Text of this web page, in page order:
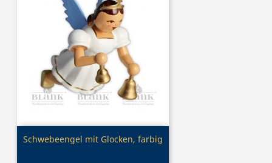
Vorschau
Schwebeengel mit Glocken, farbig